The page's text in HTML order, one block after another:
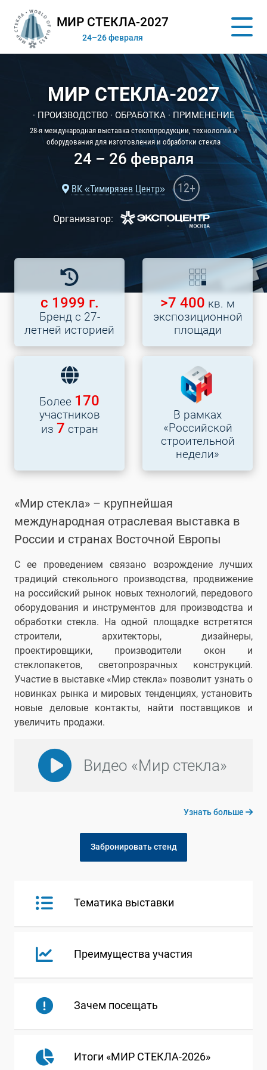
МИР СТЕКЛА-2027
24–26 февраля
МИР СТЕКЛА-2027
· ПРОИЗВОДСТВО · ОБРАБОТКА · ПРИМЕНЕНИЕ
28-я международная выставка стеклопродукции, технологий и
оборудования для изготовления и обработки стекла
24 – 26 февраля
ВК «Тимирязев Центр» 12+
Организатор:
с 1999 г.
Бренд с 27-
летней историей
>7 400 кв. м
экспозиционной
площади
Более 170
участников
из 7 стран
В рамках
«Российской
строительной
недели»
«Мир стекла» – крупнейшая
международная отраслевая выставка в
России и странах Восточной Европы
С ее проведением связано возрождение лучших
традиций стекольного производства, продвижение
на российский рынок новых технологий, передового
оборудования и инструментов для производства и
обработки стекла. На одной площадке встретятся
строители, архитекторы, дизайнеры,
проектировщики, производители окон и
стеклопакетов, светопрозрачных конструкций.
Участие в выставке «Мир стекла» позволит узнать о
новинках рынка и мировых тенденциях, установить
новые деловые контакты, найти поставщиков и
увеличить продажи.
Видео «Мир стекла»
Узнать больше
Забронировать стенд
Тематика выставки
Преимущества участия
Зачем посещать
Итоги «МИР СТЕКЛА-2026»